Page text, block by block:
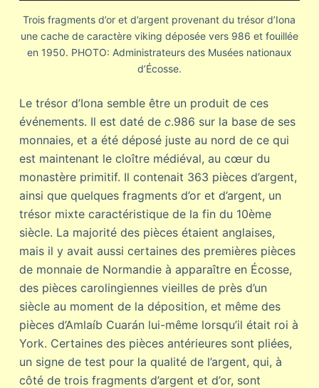
Trois fragments d’or et d’argent provenant du trésor d’Iona
une cache de caractère viking déposée vers 986 et fouillée
en 1950. PHOTO: Administrateurs des Musées nationaux
d’Écosse.
Le trésor d’Iona semble être un produit de ces
événements. Il est daté de c.986 sur la base de ses
monnaies, et a été déposé juste au nord de ce qui
est maintenant le cloître médiéval, au cœur du
monastère primitif. Il contenait 363 pièces d’argent,
ainsi que quelques fragments d’or et d’argent, un
trésor mixte caractéristique de la fin du 10ème
siècle. La majorité des pièces étaient anglaises,
mais il y avait aussi certaines des premières pièces
de monnaie de Normandie à apparaître en Écosse,
des pièces carolingiennes vieilles de près d’un
siècle au moment de la déposition, et même des
pièces d’Amlaíb Cuarán lui-même lorsqu’il était roi à
York. Certaines des pièces antérieures sont pliées,
un signe de test pour la qualité de l’argent, qui, à
côté de trois fragments d’argent et d’or, sont